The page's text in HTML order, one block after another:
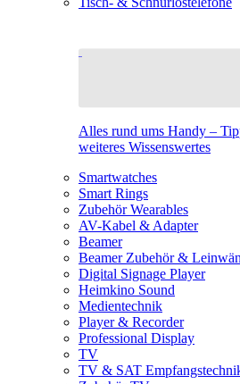
Alles rund ums Handy –
weiteres Wissenswertes
Smartwatches
Smart Rings
Zubehör Wearables
AV-Kabel & Adapter
Beamer
Beamer Zubehör &
Digital Signage Player
Heimkino Sound
Medientechnik
Player & Recorder
Professional Display
TV
TV & SAT